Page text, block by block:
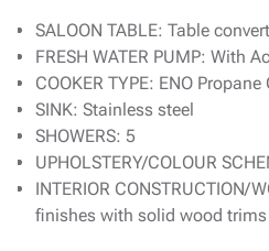
SALOON TABLE: Table
FRESH WATER PUMP: With
COOKER TYPE: ENO
SINK: Stainless steel
SHOWERS: 5
UPHOLSTERY/COLOUR
INTERIOR CONSTRUCTION/
finishes with solid wood trims